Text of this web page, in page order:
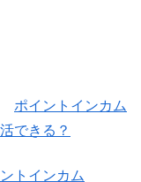
ポイントインカム
できる？